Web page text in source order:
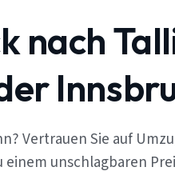
nach
Vertrauen Sie auf
unschlagbaren